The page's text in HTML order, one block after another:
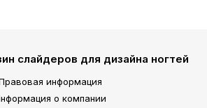
слайдеров для дизайна ногтей
информация
о компании